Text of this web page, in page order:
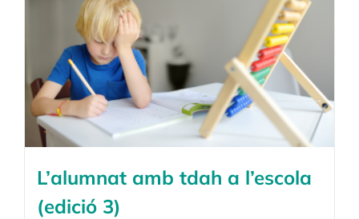
L’alumnat amb tdah a l’escola
(edició 3)